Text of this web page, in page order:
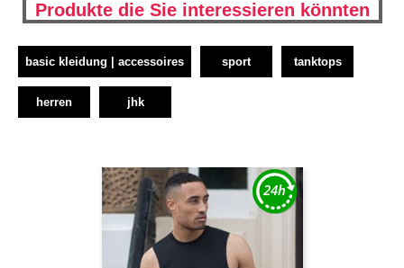
Produkte die Sie interessieren könnten
basic kleidung | accessoires sport tanktops
herren jhk